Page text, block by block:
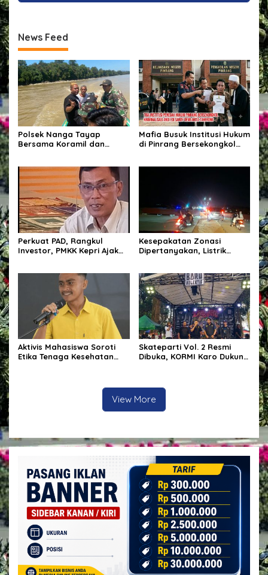
News Feed
Polsek Nanga Tayap
Bersama Koramil dan
Mafia Busuk Institusi Hukum
di Pinrang Bersekongkol
Perkuat PAD, Rangkul
Investor, PMKK Kepri Ajak
Kesepakatan Zonasi
Dipertanyakan, Listrik
Disorot
Aktivis Mahasiswa Soroti
Etika Tenaga Kesehatan
Skateparti Vol. 2 Resmi
Dibuka, KORMI Karo Dukung
View More